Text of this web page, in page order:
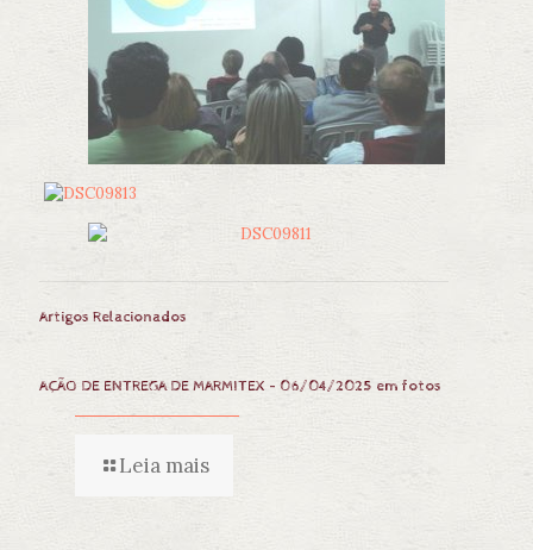
Artigos Relacionados
AÇÃO DE ENTREGA DE MARMITEX – 06/04/2025 em fotos
Leia mais